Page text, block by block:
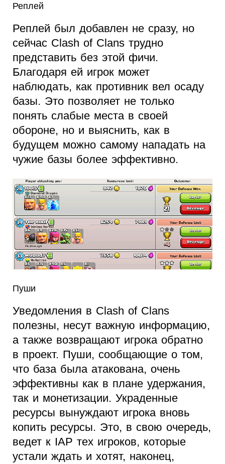
Реплей
Реплей был добавлен не сразу, но
сейчас Clash of Clans трудно
представить без этой фичи.
Благодаря ей игрок может
наблюдать, как противник вел осаду
базы. Это позволяет не только
понять слабые места в своей
обороне, но и выяснить, как в
будущем можно самому нападать на
чужие базы более эффективно.
Пуши
Уведомления в Clash of Clans
полезны, несут важную информацию,
а также возвращают игрока обратно
в проект. Пуши, сообщающие о том,
что база была атакована, очень
эффективны как в плане удержания,
так и монетизации. Украденные
ресурсы вынуждают игрока вновь
копить ресурсы. Это, в свою очередь,
ведет к IAP тех игроков, которые
устали ждать и хотят, наконец,